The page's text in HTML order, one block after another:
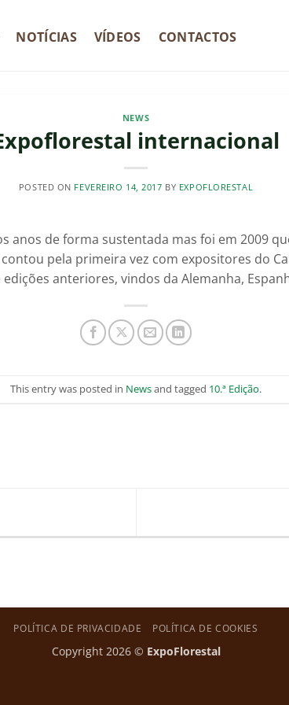
NOTÍCIAS VÍDEOS CONTACTOS
NEWS
internacional
POSTED ON FEVEREIRO 14, 2017 BY EXPOFLORESTAL
anos de forma sustentada mas foi em 2009
pela primeira vez com expositores do
anteriores, vindos da Alemanha,
This entry was posted in Newsand tagged 10.ª Edição.
POLÍTICA DE PRIVACIDADE POLÍTICA DE COOKIES
Copyright 2026 © ExpoFlorestal